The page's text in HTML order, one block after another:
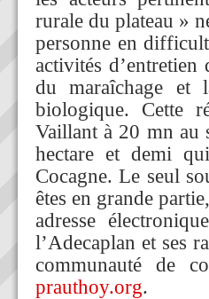
rurale du plateau »
personne en
activités d’entretien
du maraîchage et
biologique. Cette
Vaillant à 20 mn au
hectare et demi
Cocagne. Le seul
êtes en grande
adresse
l’Adecaplan et ses
communauté de
prauthoy.org.